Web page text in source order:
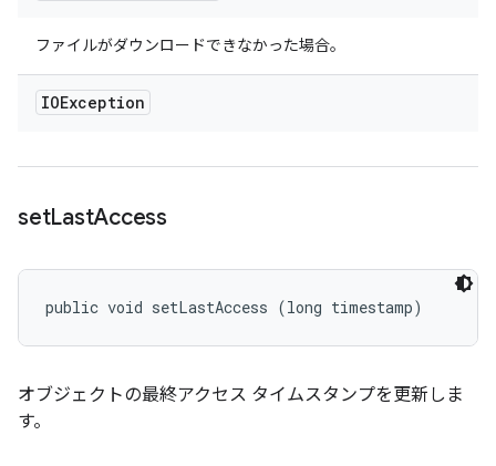
ファイルがダウンロードできなかった場合。
IOException
setLastAccess
public void setLastAccess (long timestamp)
オブジェクトの最終アクセス タイムスタンプを更新しま
す。